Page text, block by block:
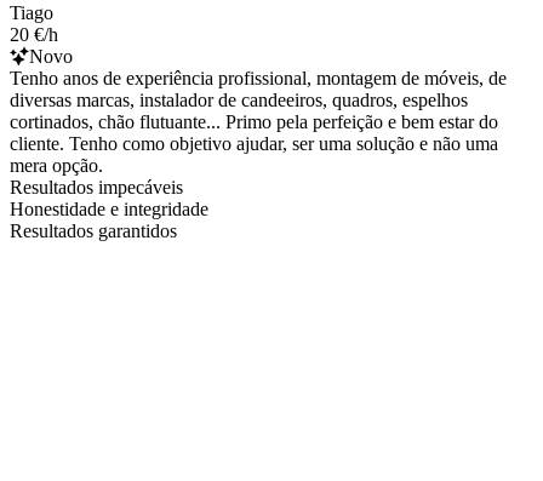
Tiago
20 €/h
Novo
Tenho anos de experiência profissional, montagem de móveis, de
diversas marcas, instalador de candeeiros, quadros, espelhos
cortinados, chão flutuante... Primo pela perfeição e bem estar do
cliente. Tenho como objetivo ajudar, ser uma solução e não uma
mera opção.
Resultados impecáveis
Honestidade e integridade
Resultados garantidos